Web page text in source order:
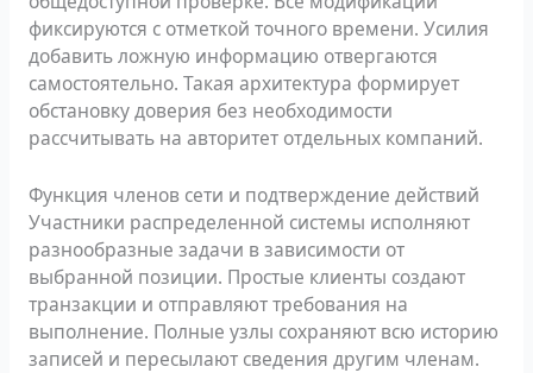
фиксируются с отметкой точного времени. Усилия
добавить ложную информацию отвергаются
самостоятельно. Такая архитектура формирует
обстановку доверия без необходимости
рассчитывать на авторитет отдельных компаний.
Функция членов сети и подтверждение действий
Участники распределенной системы исполняют
разнообразные задачи в зависимости от
выбранной позиции. Простые клиенты создают
транзакции и отправляют требования на
выполнение. Полные узлы сохраняют всю историю
записей и пересылают сведения другим членам.